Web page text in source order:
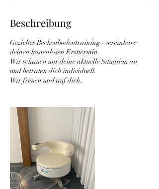
Beschreibung
Gezieltes Beckenbodentraining - vereinbare
deinen kostenlosen Ersttermin.
Wir schauen uns deine aktuelle Situation an
und betraten dich individuell.
Wir freuen und auf dich.